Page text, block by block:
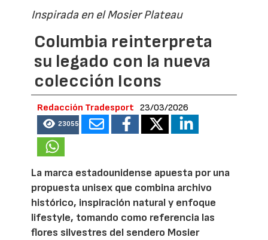
Inspirada en el Mosier Plateau
Columbia reinterpreta
su legado con la nueva
colección Icons
Redacción Tradesport 23/03/2026
23055
La marca estadounidense apuesta por una
propuesta unisex que combina archivo
histórico, inspiración natural y enfoque
lifestyle, tomando como referencia las
flores silvestres del sendero Mosier